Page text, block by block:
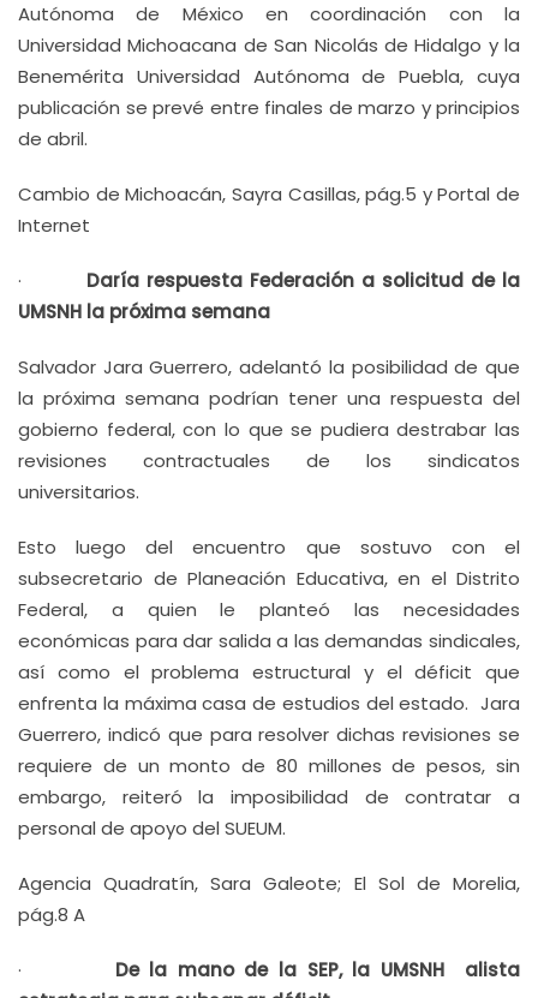
Autónoma de México en coordinación con la
Universidad Michoacana de San Nicolás de Hidalgo y la
Benemérita Universidad Autónoma de Puebla, cuya
publicación se prevé entre finales de marzo y principios
de abril.
Cambio de Michoacán, Sayra Casillas, pág.5 y Portal de
Internet
· Daría respuesta Federación a solicitud de la
UMSNH la próxima semana
Salvador Jara Guerrero, adelantó la posibilidad de que
la próxima semana podrían tener una respuesta del
gobierno federal, con lo que se pudiera destrabar las
revisiones contractuales de los sindicatos
universitarios.
Esto luego del encuentro que sostuvo con el
subsecretario de Planeación Educativa, en el Distrito
Federal, a quien le planteó las necesidades
económicas para dar salida a las demandas sindicales,
así como el problema estructural y el déficit que
enfrenta la máxima casa de estudios del estado. Jara
Guerrero, indicó que para resolver dichas revisiones se
requiere de un monto de 80 millones de pesos, sin
embargo, reiteró la imposibilidad de contratar a
personal de apoyo del SUEUM.
Agencia Quadratín, Sara Galeote; El Sol de Morelia,
pág.8 A
· De la mano de la SEP, la UMSNH alista